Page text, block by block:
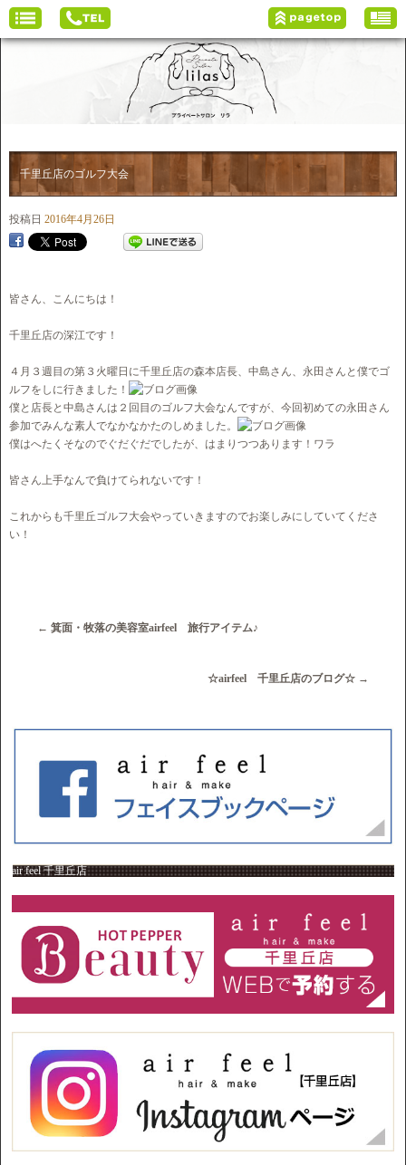
千里丘店のゴルフ大会
投稿日 2016年4月26日
皆さん、こんにちは！
千里丘店の深江です！
４月３週目の第３火曜日に千里丘店の森本店長、中島さん、永田さんと僕でゴ
ルフをしに行きました！
僕と店長と中島さんは２回目のゴルフ大会なんですが、今回初めての永田さん
参加でみんな素人でなかなかたのしめました。
僕はへたくそなのでぐだぐだでしたが、はまりつつあります！ワラ
皆さん上手なんで負けてられないです！
これからも千里丘ゴルフ大会やっていきますのでお楽しみにしていてくださ
い！
← 箕面・牧落の美容室airfeel 旅行アイテム♪
☆airfeel 千里丘店のブログ☆ →
air feel 千里丘店